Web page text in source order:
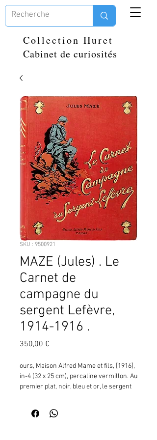
Collection Huret
Cabinet de curiosités
SKU : 9500921
MAZE (Jules) . Le
Carnet de
campagne du
sergent Lefèvre,
1914-1916 .
350,00 €
ours, Maison Alfred Mame et fils, [1916],
in-4 (32 x 25 cm), percaline vermillon. Au
premier plat, noir, bleu et or, le sergent
carnet au front (dessin signé JD), titre et
insigne (grenade) dorés aux angles.